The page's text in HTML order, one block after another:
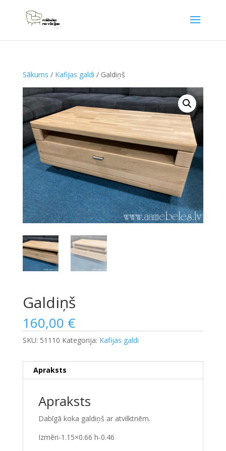
Sākums / Kafijas galdi / Galdiņš
Galdiņš
160,00 €
SKU: 51110 Kategorija: Kafijas galdi
Apraksts
Apraksts
Dabīgā koka galdiņš ar atvilktnēm.
Izmēri-1.15×0.66 h-0.46